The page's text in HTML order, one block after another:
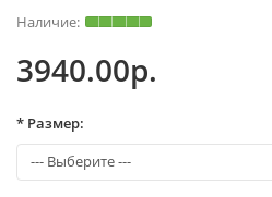
3940.00р.
* Размер: